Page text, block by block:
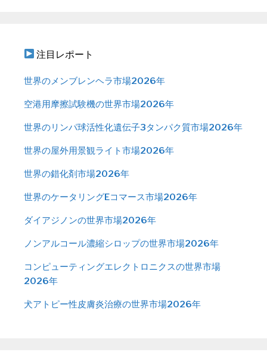
注目レポート
世界のメンブレンヘラ市場2026年
空港用摩擦試験機の世界市場2026年
世界のリンパ球活性化遺伝子3タンパク質市場2026年
世界の屋外用景観ライト市場2026年
世界の錯化剤市場2026年
世界のケータリングEコマース市場2026年
ダイアジノンの世界市場2026年
ノンアルコール濃縮シロップの世界市場2026年
コンピューティングエレクトロニクスの世界市場
2026年
犬アトピー性皮膚炎治療の世界市場2026年